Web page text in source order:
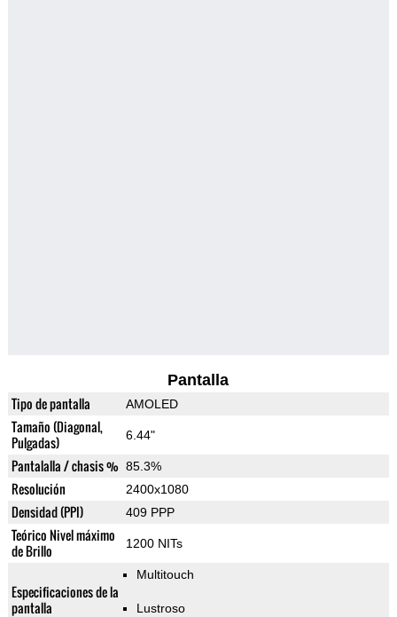
Pantalla
Tipo de pantalla AMOLED
Tamaño (Diagonal,
Pulgadas)
6.44"
Pantalalla / chasis % 85.3%
Resolución 2400x1080
Densidad (PPI) 409 PPP
Teórico Nivel máximo
de Brillo
1200 NITs
Especificaciones de la
pantalla
Multitouch
Lustroso